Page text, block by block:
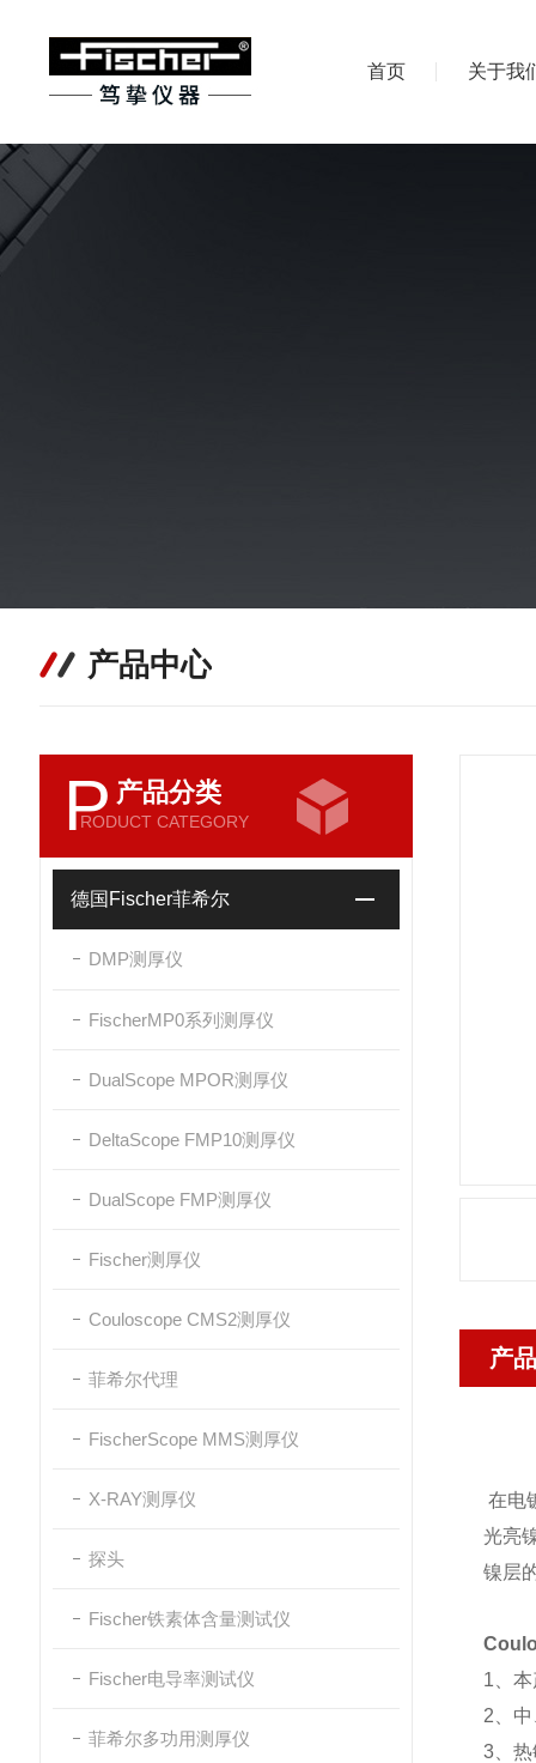
首页 关于我
产品中心
P 产品分类
RODUCT CATEGORY
德国Fischer菲希尔
DMP测厚仪
FischerMP0系列测厚仪
DualScope MPOR测厚仪
DeltaScope FMP10测厚仪
DualScope FMP测厚仪
Fischer测厚仪
Couloscope CMS2测厚仪
菲希尔代理
FischerScope MMS测厚仪
X-RAY测厚仪
探头
Fischer铁素体含量测试仪
Fischer电导率测试仪
菲希尔多功用测厚仪
产
在电
光亮
镍层
1、
2、
3、